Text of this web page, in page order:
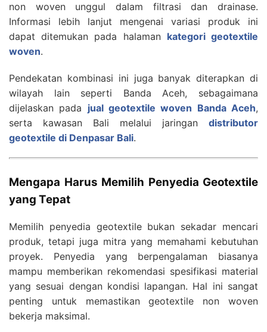
non woven unggul dalam filtrasi dan drainase.
Informasi lebih lanjut mengenai variasi produk ini
dapat ditemukan pada halaman kategori geotextile
woven.
Pendekatan kombinasi ini juga banyak diterapkan di
wilayah lain seperti Banda Aceh, sebagaimana
dijelaskan pada jual geotextile woven Banda Aceh,
serta kawasan Bali melalui jaringan distributor
geotextile di Denpasar Bali.
Mengapa Harus Memilih Penyedia Geotextile
yang Tepat
Memilih penyedia geotextile bukan sekadar mencari
produk, tetapi juga mitra yang memahami kebutuhan
proyek. Penyedia yang berpengalaman biasanya
mampu memberikan rekomendasi spesifikasi material
yang sesuai dengan kondisi lapangan. Hal ini sangat
penting untuk memastikan geotextile non woven
bekerja maksimal.